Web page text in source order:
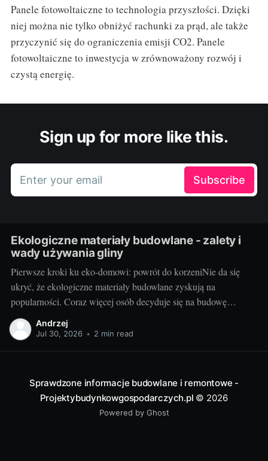
Panele fotowoltaiczne to technologia przyszłości. Dzięki
niej można nie tylko obniżyć rachunki za prąd, ale także
przyczynić się do ograniczenia emisji CO2. Panele
fotowoltaiczne to inwestycja w zrównoważony rozwój i
czystą energię.
Sign up for more like this.
Enter your email Subscribe
Ekologiczne materiały budowlane - zalety i
wady używania gliny
Pierwsze kroki ku eko-domowi: powrót do korzeniNie da się
ukryć, że ekologiczne materiały budowlane zyskują na
popularności. Coraz więcej osób decyduje się na budowę
domów z takich surowców jak glina, szukając nie tylko
oszczędności, ale również najbardziej naturalnego rozwiązania
Andrzej
Jul 30, 2026 • 2 min read
Sprawdzone informacje budowlane i remontowe -
Projektybudynkowgospodarczych.pl © 2026
Powered by Ghost